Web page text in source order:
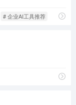
# 企业AI工具推荐